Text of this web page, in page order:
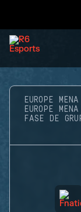
EUROPE
EUROPE
FASE DE